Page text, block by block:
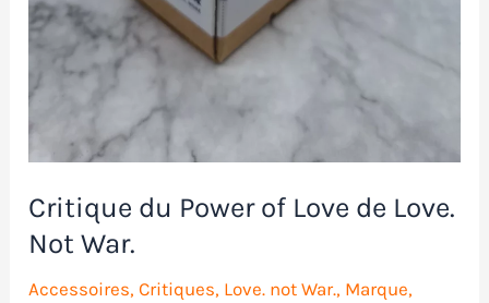
Critique du Power of Love de Love.
Not War.
Accessoires,Critiques, Love. not War., Marque,